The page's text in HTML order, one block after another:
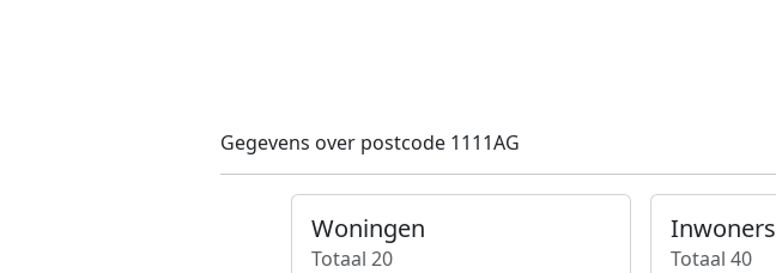
Gegevens over postcode 1111AG
Woningen
Totaal 20
Inwoners
Totaal 40